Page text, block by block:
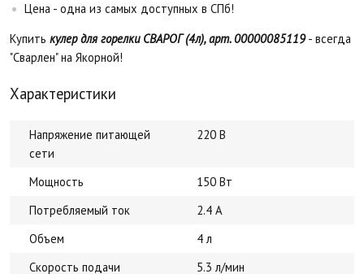
Цена - одна из самых доступных в СПб!
Купить кулер для горелки СВАРОГ (4л), арт. 00000085119- всегда
"Сварлен" на Якорной!
Характеристики
Напряжение питающей
сети
220 В
Мощность
150 Вт
Потребляемый ток
2.4 А
Объем
4 л
Скорость подачи
5.3 л/мин